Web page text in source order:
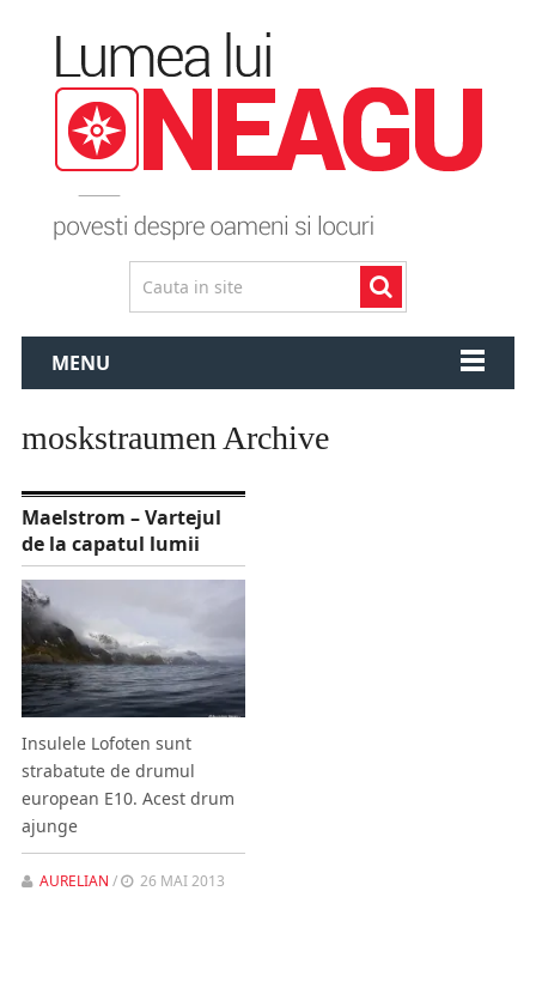
MENU
moskstraumen Archive
Maelstrom – Vartejul
de la capatul lumii
Insulele Lofoten sunt
strabatute de drumul
european E10. Acest drum
ajunge
AURELIAN / 26 MAI 2013